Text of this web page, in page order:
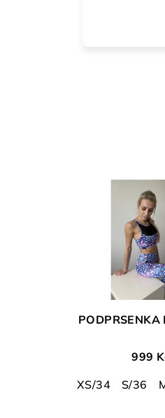
PODPRSENKA
999
XS/34
S/36